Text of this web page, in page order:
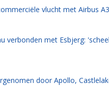
vlucht met Airbus
verbonden met Esbjerg:
door Apollo,